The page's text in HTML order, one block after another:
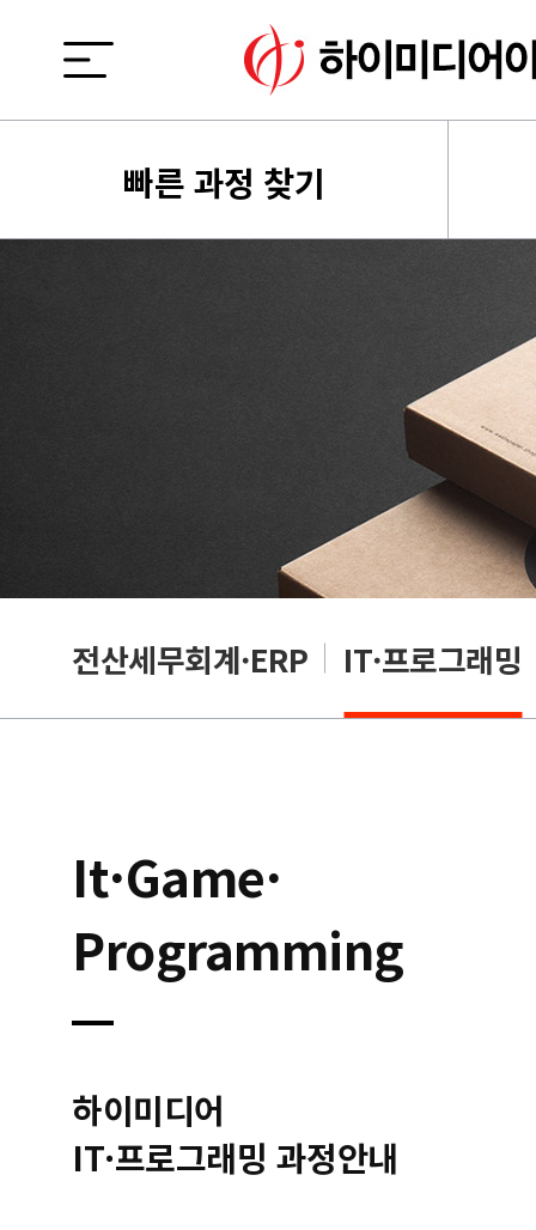
빠른 과정 찾기
전산세무회계·ERP IT·프로그래밍
It·Game·
Programming
하이미디어
IT·프로그래밍 과정안내